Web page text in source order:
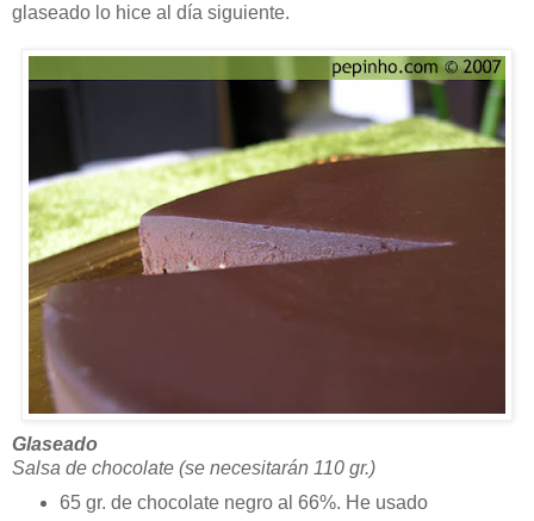
glaseado lo hice al día siguiente.
Glaseado
Salsa de chocolate (se necesitarán 110 gr.)
65 gr. de chocolate negro al 66%. He usado